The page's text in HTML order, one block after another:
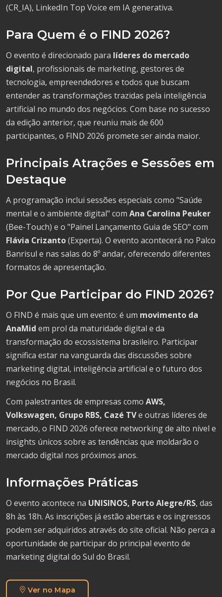
(CR_IA), LinkedIn Top Voice em IA generativa.
Para Quem é o FIND 2026?
O evento é direcionado para líderes do mercado
digital, profissionais de marketing, gestores de
tecnologia, empreendedores e todos que buscam
entender as transformações trazidas pela inteligência
artificial no mundo dos negócios. Com base no sucesso
da edição anterior, que reuniu mais de 600
participantes, o FIND 2026 promete ser ainda maior.
Principais Atrações e Sessões em
Destaque
A programação inclui sessões especiais como "Saúde
mental e o ambiente digital" com Ana Carolina Peuker
(Bee-Touch) e o "Painel Lançamento Guia de SEO" com
Flávia Crizanto(Experta). O evento acontecerá no Palco
Banrisul e nas salas do 8º andar, oferecendo diferentes
formatos de apresentação.
Por Que Participar do FIND 2026?
O FIND é mais que um evento: é um movimento da
AnaMid em prol da maturidade digital e da
transformação do ecossistema brasileiro. Participar
significa estar na vanguarda das discussões sobre
marketing digital, inteligência artificial e o futuro dos
negócios no Brasil.
Com palestrantes de empresas como AWS,
Volkswagen, Grupo RBS, Cazé TVe outras líderes de
mercado, o FIND 2026 oferece networking de alto nível e
insights únicos sobre as tendências que moldarão o
mercado digital nos próximos anos.
Informações Práticas
O evento acontece na UNISINOS, Porto Alegre/RS, das
8h às 18h. As inscrições já estão abertas e os ingressos
podem ser adquiridos através do site oficial. Não perca a
oportunidade de participar do principal evento de
marketing digital do Sul do Brasil.
Ver no Mapa